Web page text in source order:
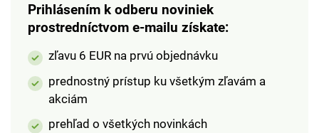
Prihlásením k odberu noviniek
prostredníctvom e-mailu získate:
zľavu 6 EUR na prvú objednávku
prednostný prístup ku všetkým zľavám a
akciám
prehľad o všetkých novinkách